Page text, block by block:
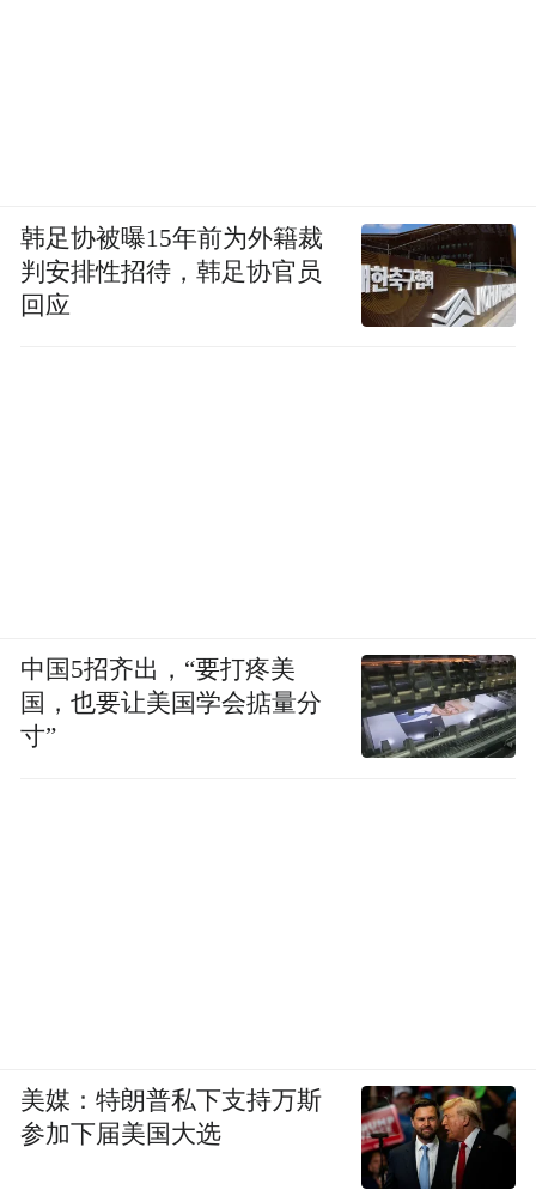
韩足协被曝15年前为外籍裁
判安排性招待，韩足协官员
回应
中国5招齐出，“要打疼美
国，也要让美国学会掂量分
寸”
美媒：特朗普私下支持万斯
参加下届美国大选